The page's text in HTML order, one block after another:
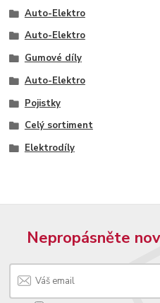
Auto-Elektro
Auto-Elektro
Gumové díly
Auto-Elektro
Pojistky
Celý sortiment
Elektrodíly
Nepropásněte